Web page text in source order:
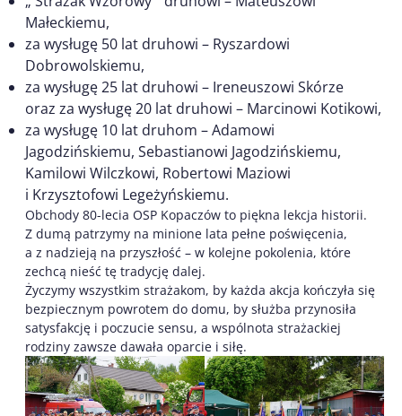
Małeckiemu,
za wysługę 50 lat druhowi – Ryszardowi
Dobrowolskiemu,
za wysługę 25 lat druhowi – Ireneuszowi Skórze
oraz za wysługę 20 lat druhowi – Marcinowi Kotikowi,
za wysługę 10 lat druhom – Adamowi
Jagodzińskiemu, Sebastianowi Jagodzińskiemu,
Kamilowi Wilczkowi, Robertowi Maziowi
i Krzysztofowi Legeżyńskiemu.
Obchody 80-lecia OSP Kopaczów to piękna lekcja historii.
Z dumą patrzymy na minione lata pełne poświęcenia,
a z nadzieją na przyszłość – w kolejne pokolenia, które
zechcą nieść tę tradycję dalej.
Życzymy wszystkim strażakom, by każda akcja kończyła się
bezpiecznym powrotem do domu, by służba przynosiła
satysfakcję i poczucie sensu, a wspólnota strażackiej
rodziny zawsze dawała oparcie i siłę.